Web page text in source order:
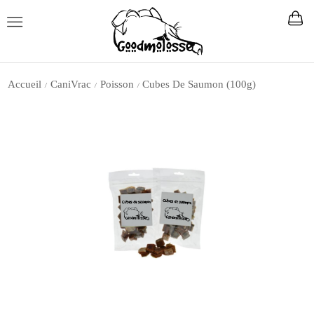
Accueil / CaniVrac / Poisson / Cubes De Saumon (100g)